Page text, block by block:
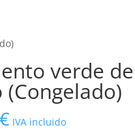
verde
(Congelado)
€ IVA incluido